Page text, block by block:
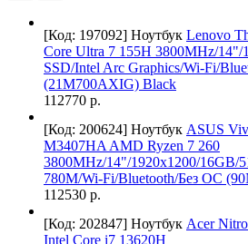
[Код: 197092] Ноутбук Lenovo
Core Ultra 7 155H 3800MHz/14"/
SSD/Intel Arc Graphics/Wi-Fi/
(21M700AXIG) Black
112770 р.
[Код: 200624] Ноутбук ASUS
M3407HA AMD Ryzen 7 260
3800MHz/14"/1920x1200/16GB/
780M/Wi-Fi/Bluetooth/Без ОС
112530 р.
[Код: 202847] Ноутбук Acer
Intel Core i7 13620H